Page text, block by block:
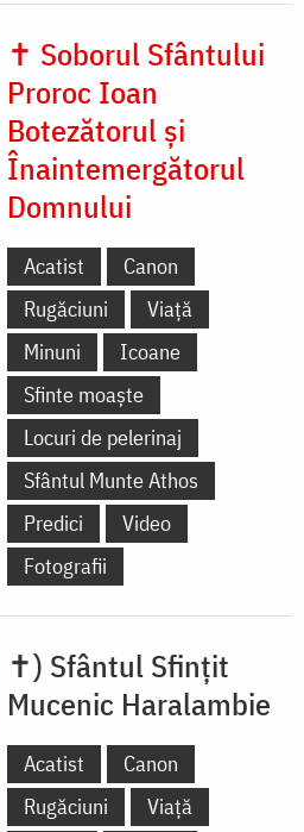
✝ Soborul Sfântului
Proroc Ioan
Botezătorul și
Înaintemergătorul
Domnului
Acatist
Canon
Rugăciuni
Viață
Minuni
Icoane
Sfinte moaște
Locuri de pelerinaj
Sfântul Munte Athos
Predici
Video
Fotografii
✝) Sfântul Sfințit
Mucenic Haralambie
Acatist
Canon
Rugăciuni
Viață